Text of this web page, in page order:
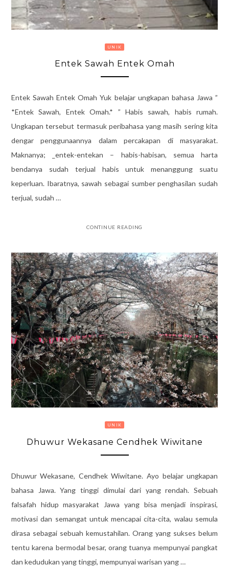
UNIK
Entek Sawah Entek Omah
Entek Sawah Entek Omah Yuk belajar ungkapan bahasa Jawa ”
*Entek Sawah, Entek Omah.* ” Habis sawah, habis rumah.
Ungkapan tersebut termasuk peribahasa yang masih sering kita
dengar penggunaannya dalam percakapan di masyarakat.
Maknanya; _entek-entekan – habis-habisan, semua harta
bendanya sudah terjual habis untuk menanggung suatu
keperluan. Ibaratnya, sawah sebagai sumber penghasilan sudah
terjual, sudah …
CONTINUE READING
UNIK
Dhuwur Wekasane Cendhek Wiwitane
Dhuwur Wekasane, Cendhek Wiwitane. Ayo belajar ungkapan
bahasa Jawa. Yang tinggi dimulai dari yang rendah. Sebuah
falsafah hidup masyarakat Jawa yang bisa menjadi inspirasi,
motivasi dan semangat untuk mencapai cita-cita, walau semula
dirasa sebagai sebuah kemustahilan. Orang yang sukses belum
tentu karena bermodal besar, orang tuanya mempunyai pangkat
dan kedudukan yang tinggi, mempunyai warisan yang …